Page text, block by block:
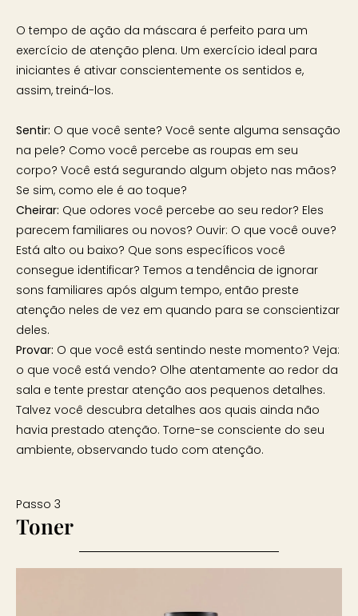
O tempo de ação da máscara é perfeito para um
exercício de atenção plena. Um exercício ideal para
iniciantes é ativar conscientemente os sentidos e,
assim, treiná-los.
Sentir: O que você sente? Você sente alguma sensação
na pele? Como você percebe as roupas em seu
corpo? Você está segurando algum objeto nas mãos?
Se sim, como ele é ao toque?
Cheirar: Que odores você percebe ao seu redor? Eles
parecem familiares ou novos? Ouvir: O que você ouve?
Está alto ou baixo? Que sons específicos você
consegue identificar? Temos a tendência de ignorar
sons familiares após algum tempo, então preste
atenção neles de vez em quando para se conscientizar
deles.
Provar: O que você está sentindo neste momento? Veja:
o que você está vendo? Olhe atentamente ao redor da
sala e tente prestar atenção aos pequenos detalhes.
Talvez você descubra detalhes aos quais ainda não
havia prestado atenção. Torne-se consciente do seu
ambiente, observando tudo com atenção.
Passo 3
Toner